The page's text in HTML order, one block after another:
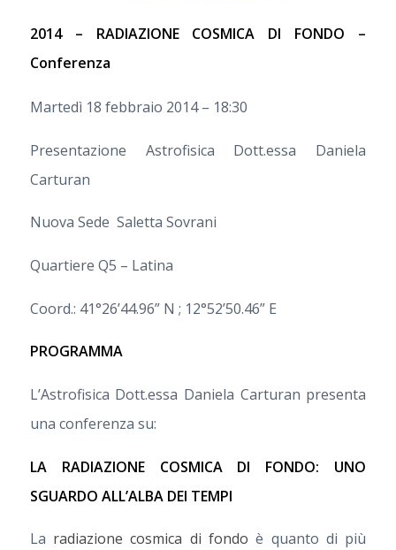
2014 – RADIAZIONE COSMICA DI FONDO –
Conferenza
Martedì 18 febbraio 2014 – 18:30
Presentazione Astrofisica Dott.essa Daniela
Carturan
Nuova Sede Saletta Sovrani
Quartiere Q5 – Latina
Coord.: 41°26’44.96” N ; 12°52’50.46” E
PROGRAMMA
L’Astrofisica Dott.essa Daniela Carturan presenta
una conferenza su:
LA RADIAZIONE COSMICA DI FONDO: UNO
SGUARDO ALL’ALBA DEI TEMPI
La radiazione cosmica di fondo è quanto di più